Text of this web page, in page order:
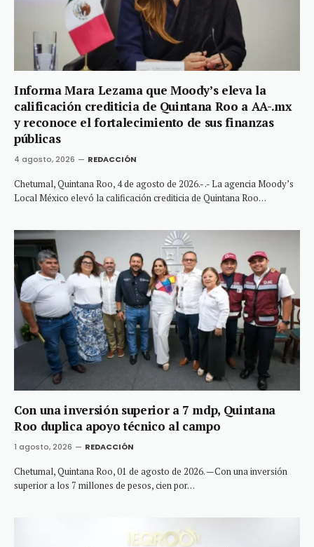
Informa Mara Lezama que Moody’s eleva la
calificación crediticia de Quintana Roo a AA-.mx
y reconoce el fortalecimiento de sus finanzas
públicas
4 agosto, 2026 REDACCIÓN
Chetumal, Quintana Roo, 4 de agosto de 2026.- .- La agencia Moody’s
Local México elevó la calificación crediticia de Quintana Roo…
Con una inversión superior a 7 mdp, Quintana
Roo duplica apoyo técnico al campo
1 agosto, 2026 REDACCIÓN
Chetumal, Quintana Roo, 01 de agosto de 2026. —Con una inversión
superior a los 7 millones de pesos, cien por…